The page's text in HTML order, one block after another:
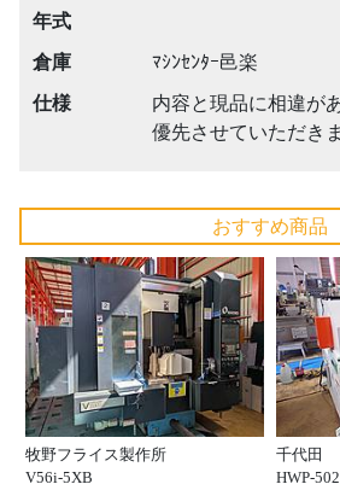
年式
倉庫
ﾏｼﾝｾﾝﾀｰ邑楽
仕様
内容と現品に相違が
優先させていただきま
おすすめ商品
牧野フライス製作所
V56i-5XB
千代田
HWP-502